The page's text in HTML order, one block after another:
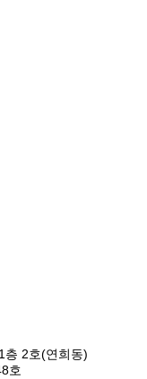
층 2호(연희동)
호